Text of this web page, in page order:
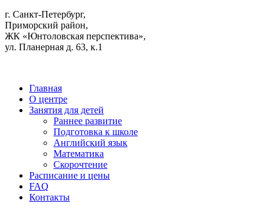
г. Санкт-Петербург,
Приморский район,
ЖК «Юнтоловская перспектива»,
ул. Планерная д. 63, к.1
Главная
О центре
Занятия для детей
Раннее развитие
Подготовка к школе
Английский язык
Математика
Скорочтение
Расписание и цены
FAQ
Контакты